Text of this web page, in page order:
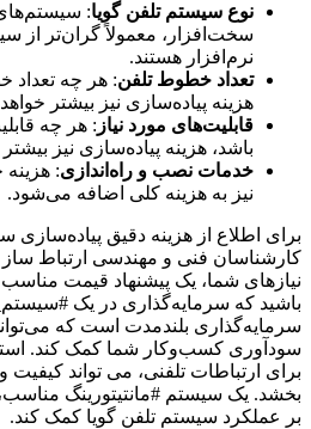
نوع سیستم تلفن گویا: سیستم‌های
سخت‌افزار، معمولاً گران‌تر از
نرم‌افزار هستند.
تعداد خطوط تلفن: هر چه تعداد
هزینه پیاده‌سازی نیز بیشتر
قابلیت‌های مورد نیاز : هر چه
باشد، هزینه پیاده‌سازی نیز
خدمات نصب و راه‌اندازی:
نیز به هزینه کلی اضافه می‌شود.
برای اطلاع از هزینه دقیق پیاده‌سازی
کارشناسان فنی و مهندسی ارتباط ساز
نیازهای شما، یک پیشنهاد قیمت مناسب
سرمایه‌گذاری بلندمدت است که
سودآوری کسب‌وکار شما کمک کند.
برای ارتباطات تلفنی، می تواند کیفیت و
بخشد. یک سیستم #مانتیتورینگ
بر عملکرد سیستم تلفن گویا کمک کند.